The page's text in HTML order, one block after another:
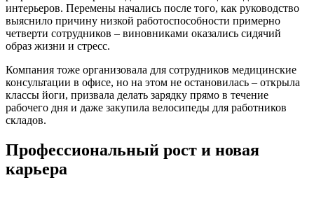
интерьеров. Перемены начались после того, как руководство
выяснило причину низкой работоспособности примерно
четверти сотрудников – виновниками оказались сидячий
образ жизни и стресс.
Компания тоже организовала для сотрудников медицинские
консультации в офисе, но на этом не остановилась – открыла
классы йоги, призвала делать зарядку прямо в течение
рабочего дня и даже закупила велосипеды для работников
складов.
Профессиональный рост и новая
карьера